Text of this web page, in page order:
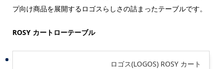
プ向け商品を展開するロゴスらしさの詰まったテーブルです。
ROSY カートローテーブル
ロゴス(LOGOS) ROSY カート